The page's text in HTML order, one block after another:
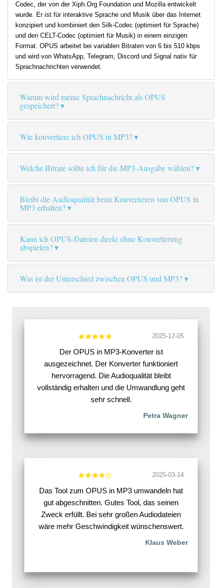
Codec, der von der Xiph.Org Foundation und Mozilla entwickelt
wurde. Er ist für interaktive Sprache und Musik über das Internet
konzipiert und kombiniert den Silk-Codec (optimiert für Sprache)
und den CELT-Codec (optimiert für Musik) in einem einzigen
Format. OPUS arbeitet bei variablen Bitraten von 6 bis 510 kbps
und wird von WhatsApp, Telegram, Discord und Signal nativ für
Sprachnachrichten verwendet.
Warum wird meine Sprachnachricht als OPUS
gespeichert?
Wie konvertiere ich OPUS in MP3?
Welche Bitrate sollte ich für die MP3-Ausgabe wählen?
Bleibt die Audioqualität beim Konvertieren von OPUS in
MP3 erhalten?
Kann ich OPUS-Dateien direkt ohne Konvertierung
abspielen?
Was ist der Unterschied zwischen OPUS und MP3?
2025-12-05
Der OPUS in MP3-Konverter ist
ausgezeichnet. Der Konverter funktioniert
hervorragend. Die Audioqualität bleibt
vollständig erhalten und die Umwandlung geht
sehr schnell.
Petra Wagner
2025-03-14
Das Tool zum OPUS in MP3 umwandeln hat
gut abgeschnitten. Gutes Tool, das seinen
Zweck erfüllt. Bei sehr großen Audiodateien
wäre mehr Geschwindigkeit wünschenswert.
Klaus Weber